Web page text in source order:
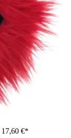
17,60 €*